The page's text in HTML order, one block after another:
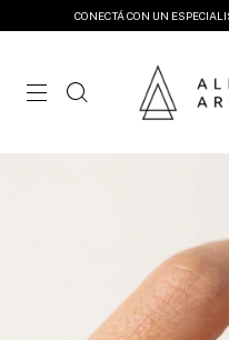
CONECTÁ CON UN